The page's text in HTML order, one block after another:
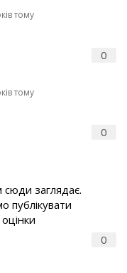
тому
0
тому
0
0
заглядає.
публікувати